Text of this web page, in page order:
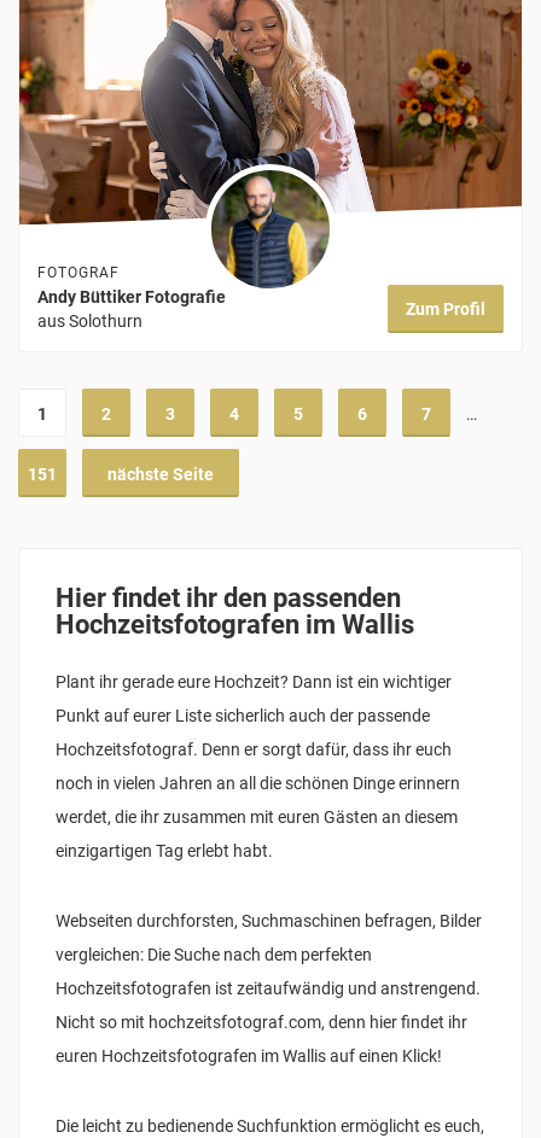
FOTOGRAF
Andy Büttiker Fotografie
aus Solothurn
Zum Profil
1 2 3 4 5 6 7 …
151 nächste Seite
Hier findet ihr den passenden
Hochzeitsfotografen im Wallis
Plant ihr gerade eure Hochzeit? Dann ist ein wichtiger
Punkt auf eurer Liste sicherlich auch der passende
Hochzeitsfotograf. Denn er sorgt dafür, dass ihr euch
noch in vielen Jahren an all die schönen Dinge erinnern
werdet, die ihr zusammen mit euren Gästen an diesem
einzigartigen Tag erlebt habt.
Webseiten durchforsten, Suchmaschinen befragen, Bilder
vergleichen: Die Suche nach dem perfekten
Hochzeitsfotografen ist zeitaufwändig und anstrengend.
Nicht so mit hochzeitsfotograf.com, denn hier findet ihr
euren Hochzeitsfotografen im Wallis auf einen Klick!
Die leicht zu bedienende Suchfunktion ermöglicht es euch,